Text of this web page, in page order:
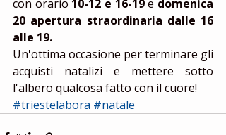
con orario 10-12 e 16-19 e domenica
20 apertura straordinaria dalle 16
alle 19.
Un'ottima occasione per terminare gli
acquisti natalizi e mettere sotto
l'albero qualcosa fatto con il cuore!
#triestelabora #natale